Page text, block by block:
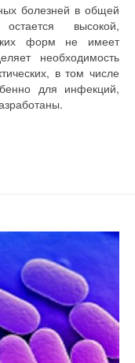
болезней в общей
высокой,
форм не имеет
необходимость
в том числе
для инфекций,